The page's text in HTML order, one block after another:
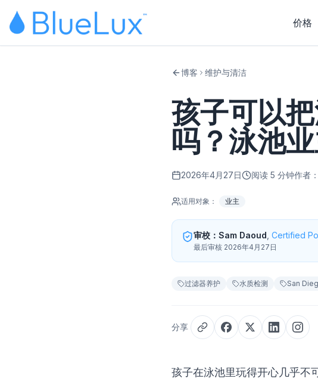
价格
博客 维护与清洁
孩子可以
吗？泳池
2026年4月27日 阅读 5 分钟作者
适用对象： 业主
审校：Sam Daoud Certified
最后审核 2026年4月27日
过滤器养护 水质检测 San
分享
孩子在泳池里玩得开心几乎不